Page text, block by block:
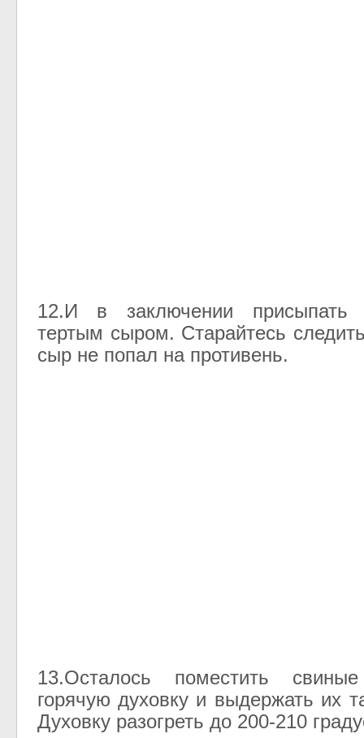
12.И в заключении присыпать
тертым сыром. Старайтесь
сыр не попал на противень.
13.Осталось поместить
горячую духовку и выдержать их
Духовку разогреть до 200-210